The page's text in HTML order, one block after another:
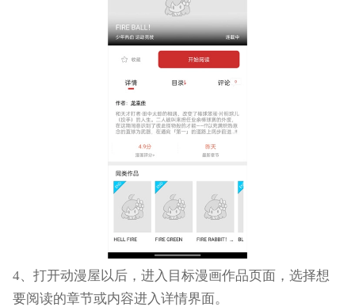
4、打开动漫屋以后，进入目标漫画作品页面，选择想
要阅读的章节或内容进入详情界面。